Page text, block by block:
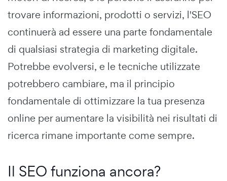
trovare informazioni, prodotti o servizi, l'SEO
continuerà ad essere una parte fondamentale
di qualsiasi strategia di marketing digitale.
Potrebbe evolversi, e le tecniche utilizzate
potrebbero cambiare, ma il principio
fondamentale di ottimizzare la tua presenza
online per aumentare la visibilità nei risultati di
ricerca rimane importante come sempre.
Il SEO funziona ancora?